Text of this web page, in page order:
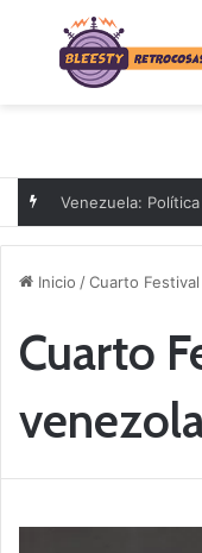
Menú
Venezuela:
Inicio /Cuarto
Cuarto